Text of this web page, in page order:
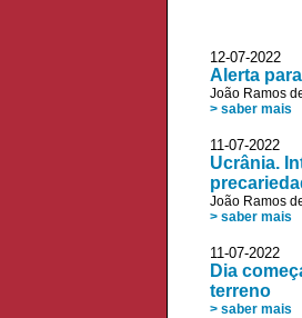
12-07-2022
Alerta
João Ramos
> saber mais
11-07-2022
Ucrânia.
João Ramos
> saber mais
11-07-2022
Dia
terreno
> saber mais